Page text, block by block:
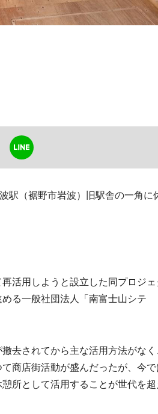
駅（裾野市岩波）旧駅舎の一角に
活用しようと設立した同プロジェ
る一般社団法人「南富士山シテ
去されてから主な活用方法がな
商店街活動が盛んだったが、今
所として活用することが世代を